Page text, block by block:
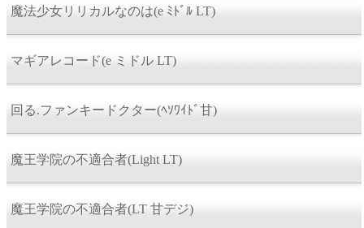
魔法少女リリカルなのは(e ﾐﾄﾞﾙ LT)
マギアレコード(e ミドル LT)
回る.ファンキードクター(ﾍｿﾜｲﾄﾞ甘)
魔王学院の不適合者(Light LT)
魔王学院の不適合者(LT 甘デジ)